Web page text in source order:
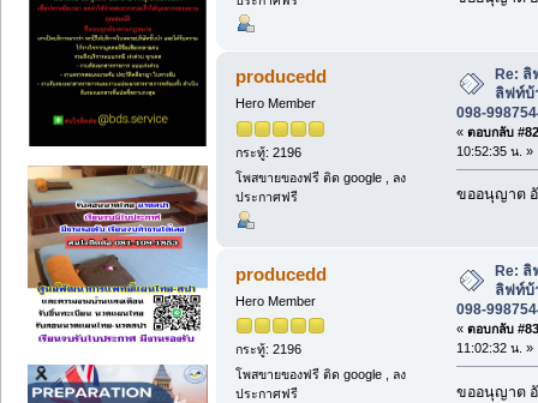
producedd
Hero Member
กระทู้: 2196
โพสขายของฟรี ติด google , ลง
ประกาศฟรี
Re: ลิ
ลิฟท์บ้
098-
« ตอบกลับ
10:52:35 น. »
ขออนุญาต
producedd
Hero Member
กระทู้: 2196
โพสขายของฟรี ติด google , ลง
ประกาศฟรี
Re: ลิ
ลิฟท์บ้
098-
« ตอบกลับ
11:02:32 น. »
ขออนุญาต